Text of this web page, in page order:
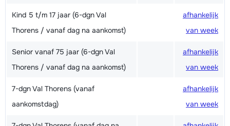
Kind 5 t/m 17 jaar (6-dgn Val
Thorens / vanaf dag na aankomst)
afhankelijk
van week
Senior vanaf 75 jaar (6-dgn Val
Thorens / vanaf dag na aankomst)
afhankelijk
van week
7-dgn Val Thorens (vanaf
aankomstdag)
afhankelijk
van week